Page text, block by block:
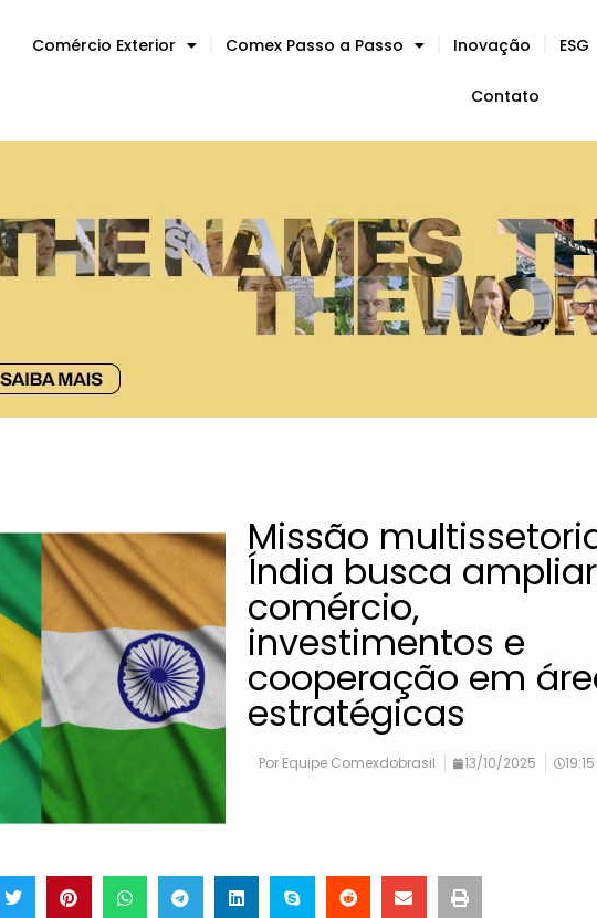
Comércio Exterior Comex Passo a Passo Inovação ESG
Contato
Missão
Índia busca ampliar
comércio,
investimentos e
cooperação em
estratégicas
Por Equipe Comexdobrasil 13/10/2025 19:15